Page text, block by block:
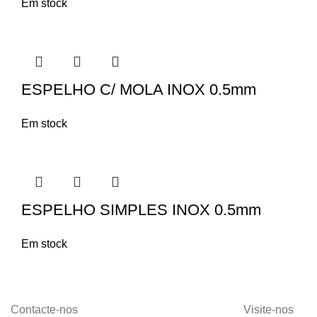
Em stock
ESPELHO C/ MOLA INOX 0.5mm
Em stock
ESPELHO SIMPLES INOX 0.5mm
Em stock
Contacte-nos Visite-nos